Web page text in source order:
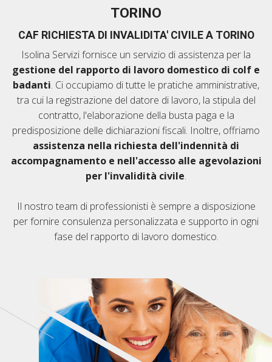
TORINO
CAF RICHIESTA DI INVALIDITA' CIVILE A TORINO
Isolina Servizi fornisce un servizio di assistenza per la
gestione del rapporto di lavoro domestico di colf e
badanti. Ci occupiamo di tutte le pratiche amministrative,
tra cui la registrazione del datore di lavoro, la stipula del
contratto, l'elaborazione della busta paga e la
predisposizione delle dichiarazioni fiscali. Inoltre, offriamo
assistenza nella richiesta dell'indennità di
accompagnamento e nell'accesso alle agevolazioni
per l'invalidità civile.
Il nostro team di professionisti è sempre a disposizione
per fornire consulenza personalizzata e supporto in ogni
fase del rapporto di lavoro domestico.